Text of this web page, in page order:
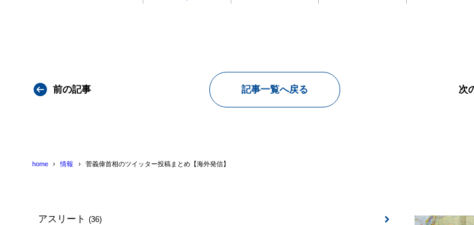
前の記事 記事一覧へ戻る 次
home 情報 菅義偉首相のツイッター投稿まとめ【海外発信】
アスリート (36)